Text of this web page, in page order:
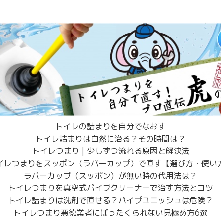
トイレの詰まりを自分でなおす
トイレ詰まりは自然に治る？その時間は？
トイレつまり | 少しずつ流れる原因と解決法
レつまりをスッポン（ラバーカップ）で直す【選び方・使い
ラバーカップ（スッポン）が無い時の代用法は？
トイレつまりを真空式パイプクリーナーで治す方法とコツ
トイレ詰まりは洗剤で直せる？パイプユニッシュは危険？
トイレつまり悪徳業者にぼったくられない見極め方6選